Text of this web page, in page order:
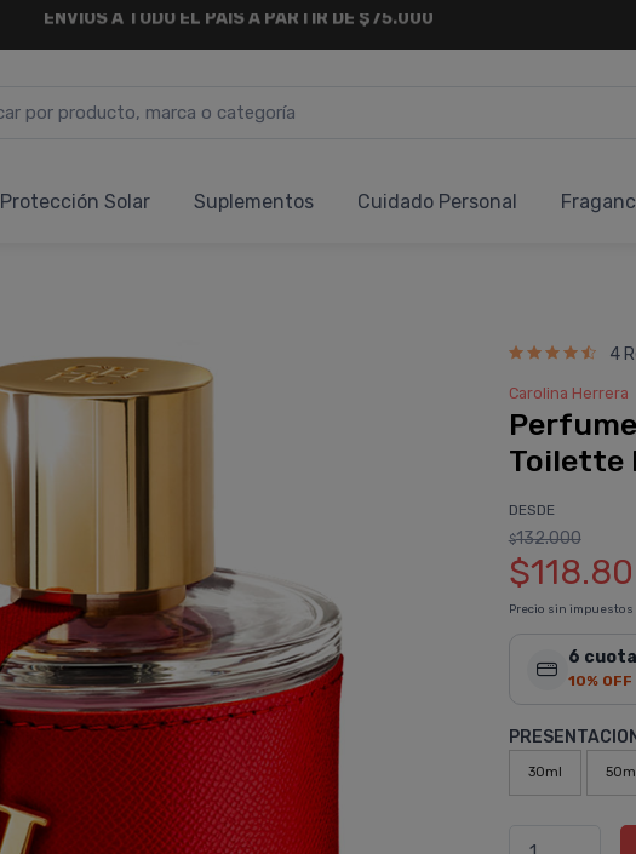
Y 18 CUOTAS FIJAS !
Protección Solar Suplementos Cuidado Personal
4
Carolina Herrera
Toilette
DESDE
$132.000
Precio sin
6
10% OFF
30ml